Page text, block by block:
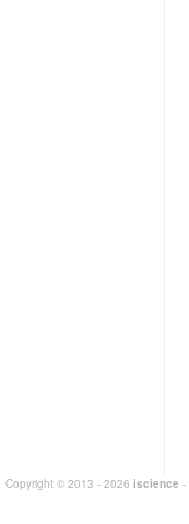
Copyright © 2013 - 2026 iscience -